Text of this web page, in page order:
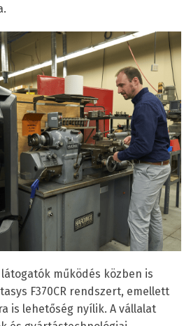
látogatók működés közben is
F370CR rendszert, emellett
is lehetőség nyílik. A vállalat